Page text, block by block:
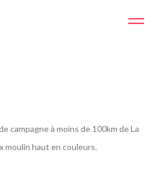
campagne à moins de 100km de La
moulin haut en couleurs.